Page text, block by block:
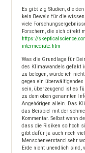
Es gibt zig Studien, die
kein Beweis für die
viele
Forschern, die sich direkt
https://
intermediate.htm
Was die Grundlage für
des Klimawandels gefakt
zu belegen, würde ich
gegen ein
sein, überzeugend ist es
zu dem oben genannten
Angehörigen allein. Das
das Beispiel mit der
Kommentar. Selbst wenn
dass die Risiken so hoch
gibt dafür ja auch noch
Menschenverstand sehr
Erde nicht unendlich sind,